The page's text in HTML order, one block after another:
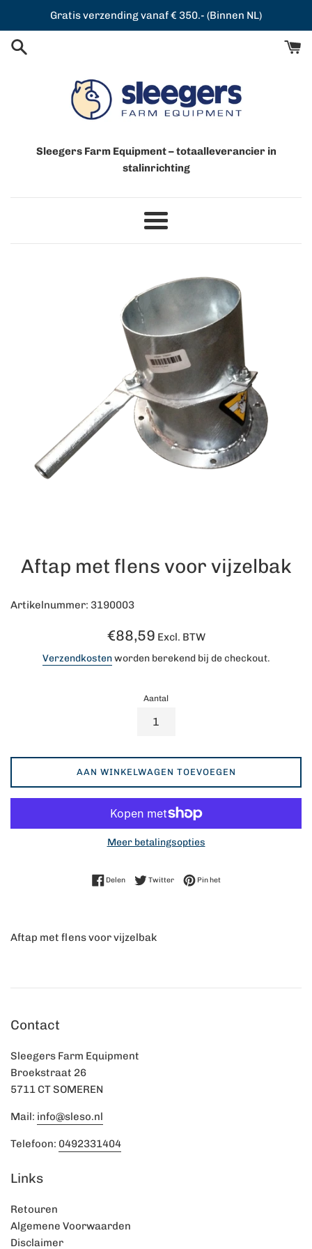
de
content
Gratis verzending vanaf € 350.- (Binnen NL)
Sleegers Farm Equipment – totaalleverancier in
stalinrichting
Menu
Aftap met flens voor vijzelbak
Artikelnummer: 3190003
Normale
€88,59 Excl. BTW
Verzendkostenworden berekend bij de checkout.
Aantal
AAN WINKELWAGEN TOEVOEGEN
Meer betalingsopties
DelenDelen op Facebook
TwitterTwitteren op Twitter
Pin hetPinnen op Pinterest
Aftap met flens voor vijzelbak
Contact
Sleegers Farm Equipment
Broekstraat 26
5711 CT SOMEREN
Mail: info@sleso.nl
Telefoon: 0492331404
Links
Retouren
Algemene Voorwaarden
Disclaimer